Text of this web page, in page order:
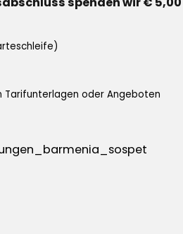
Tarifunterlagen oder Angeboten